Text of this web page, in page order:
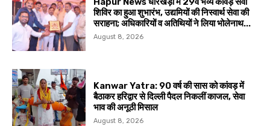
शिविर का हुआ शुभारंभ, उद्यमियों की निस्वार्थ सेवा की
सराहना; अधिकारियों व अतिथियों ने लिया भोलेनाथ...
August 8, 2026
Kanwar Yatra: 90 वर्ष की सास को कांवड़ में
बैठाकर हरिद्वार से दिल्ली पैदल निकलीं काजल, सेवा
भाव की अनूठी मिसाल
August 8, 2026